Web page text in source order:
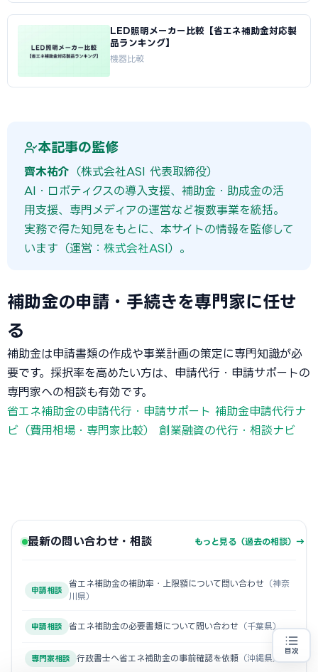
LED照明メーカー比較【省エネ補助金対応製
品ランキング】
機器比較
本記事の監修
齊木祐介 （株式会社ASI 代表取締役）
AI・ロボティクスの導入支援、補助金・助成金の活
用支援、専門メディアの運営など複数事業を統括。
実務で得た知見をもとに、本サイトの情報を監修して
います（運営： 株式会社ASI）。
補助金の申請・手続きを専門家に任せ
る
補助金は申請書類の作成や事業計画の策定に専門知識が必
要です。採択率を高めたい方は、申請代行・申請サポートの
専門家への相談も有効です。
省エネ補助金の申請代行・申請サポート 補助金申請代行ナ
ビ（費用相場・専門家比較）
創業融資の代行・相談ナビ
目次
最新の問い合わせ・相談 もっと見る（過去の相談）→
申請相談
省エネ補助金の補助率・上限額について問い合わせ （神奈
川県）
申請相談 省エネ補助金の必要書類について問い合わせ （千葉県）
専門家相談 行政書士へ省エネ補助金の事前確認を依頼 （沖縄県）
省エネ設備の導入をお考えの方
専門家に無料相談する
地域・業種から選べる